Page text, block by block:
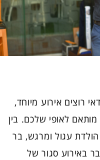
רוצים אירוע מיוחד,
מותאם לאופי שלכם. בין
הולדת עגול ומרגש, בר
באירוע סגור של